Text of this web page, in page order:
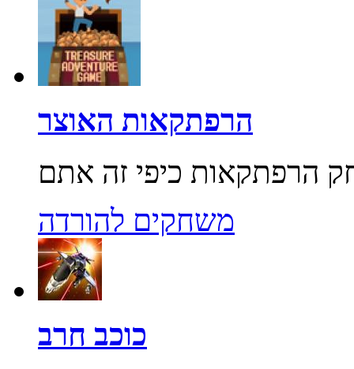
הרפתקאות האוצר
משחקים להורדה
כוכב חרב